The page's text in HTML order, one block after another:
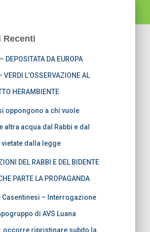
DEPOSITATA DA EUROPA
VERDI L’OSSERVAZIONE AL
HERAMBIENTE
oppongono a chi vuole
altra acqua dal Rabbi e dal
vietate dalla legge
DEL RABBI E DEL BIDENTE
PARTE LA PROPAGANDA
Casentinesi – Interrogazione
di AVS Luana
occorre ripristinare subito la